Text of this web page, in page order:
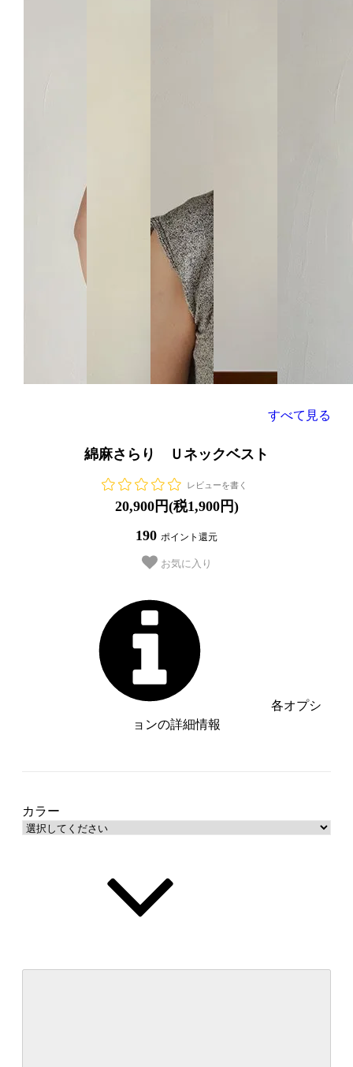
すべて見る
綿麻さらり Ｕネックベスト
レビューを書く
20,900円(税1,900円)
190 ポイント還元
お気に入り
各オプシ
ョンの詳細情報
カラー